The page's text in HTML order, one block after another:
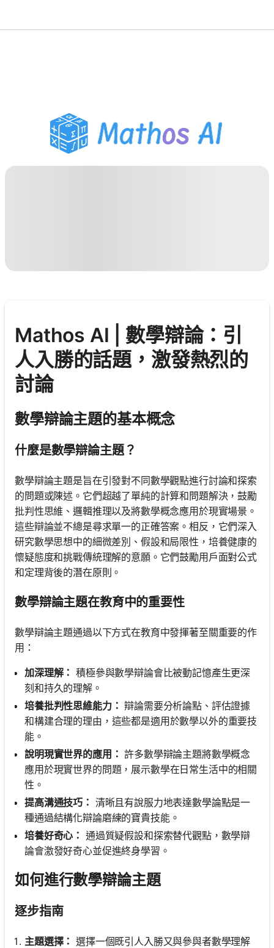
PDF 作業助手
學習工具
Mathos AI | 數學辯論：引
人入勝的話題，激發熱烈的
討論
數學辯論主題的基本概念
什麼是數學辯論主題？
數學辯論主題是旨在引發對不同數學觀點進行討論和探索
的問題或陳述。它們超越了單純的計算和問題解決，鼓勵
批判性思維、邏輯推理以及將數學概念應用於現實場景。
這些辯論並不總是尋求單一的正確答案。相反，它們深入
研究數學思想中的細微差別、假設和局限性，培養健康的
懷疑態度和挑戰傳統理解的意願。它們鼓勵用戶面對公式
和定理背後的潛在原則。
數學辯論主題在教育中的重要性
數學辯論主題通過以下方式在教育中發揮著至關重要的作
用：
加深理解： 積極參與數學辯論會比被動記憶產生更深
刻和持久的理解。
培養批判性思維能力： 辯論需要分析論點、評估證據
和構建合理的理由，這些都是適用於數學以外的重要技
能。
說明現實世界的應用： 許多數學辯論主題將數學概念
應用於現實世界的問題，展示數學在日常生活中的相關
性。
提高溝通技巧： 清晰且有說服力地表達數學論點是一
種通過結構化辯論磨練的寶貴技能。
培養好奇心： 通過質疑假設和探索替代觀點，數學辯
論會激發好奇心並促進終身學習。
如何進行數學辯論主題
逐步指南
主題選擇： 選擇一個既引人入勝又與參與者數學理解